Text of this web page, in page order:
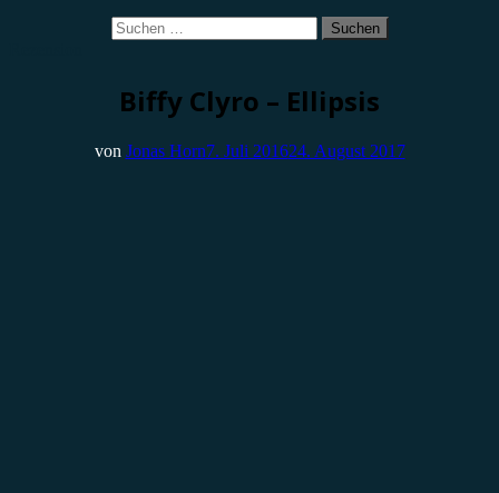
Suchen
nach:
Biffy Clyro – Ellipsis
von Jonas Horn7. Juli 201624. August 2017